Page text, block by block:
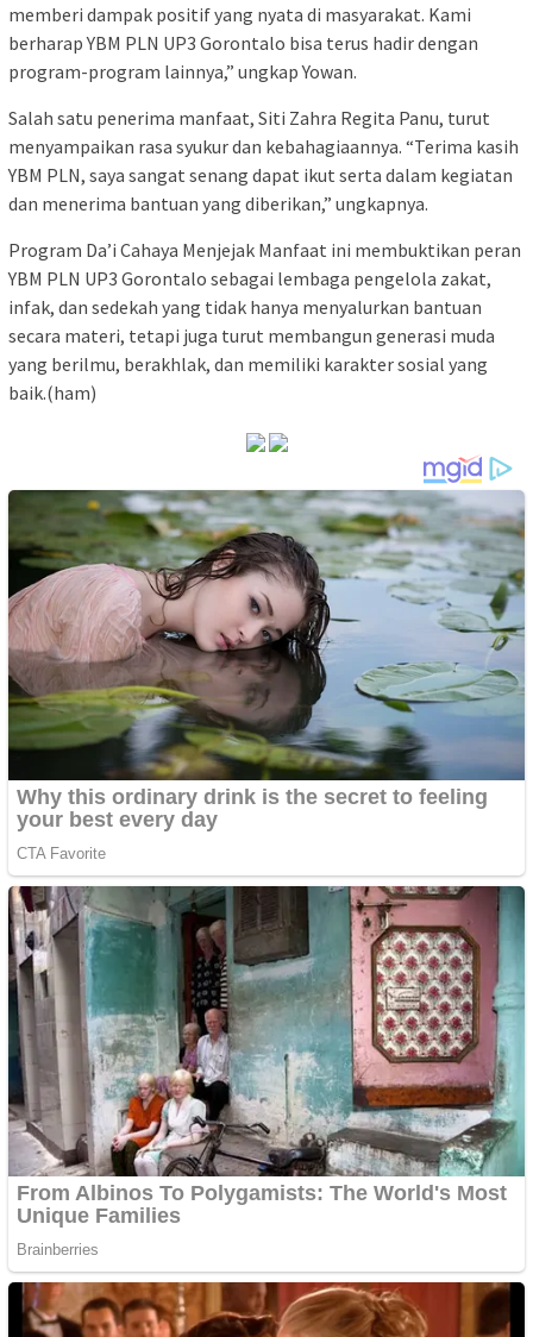
memberi dampak positif yang nyata di masyarakat. Kami
berharap YBM PLN UP3 Gorontalo bisa terus hadir dengan
program-program lainnya,” ungkap Yowan.
Salah satu penerima manfaat, Siti Zahra Regita Panu, turut
menyampaikan rasa syukur dan kebahagiaannya. “Terima kasih
YBM PLN, saya sangat senang dapat ikut serta dalam kegiatan
dan menerima bantuan yang diberikan,” ungkapnya.
Program Da’i Cahaya Menjejak Manfaat ini membuktikan peran
YBM PLN UP3 Gorontalo sebagai lembaga pengelola zakat,
infak, dan sedekah yang tidak hanya menyalurkan bantuan
secara materi, tetapi juga turut membangun generasi muda
yang berilmu, berakhlak, dan memiliki karakter sosial yang
baik.(ham)